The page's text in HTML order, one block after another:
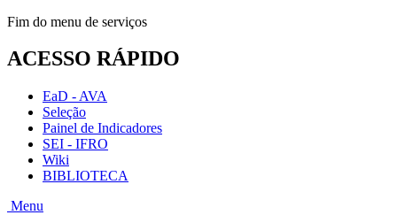
Fim do menu de serviços
ACESSO RÁPIDO
EaD - AVA
Seleção
Painel de Indicadores
SEI - IFRO
Wiki
BIBLIOTECA
Menu